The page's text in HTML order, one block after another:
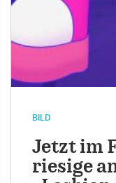
BILD
Jetzt im
riesige